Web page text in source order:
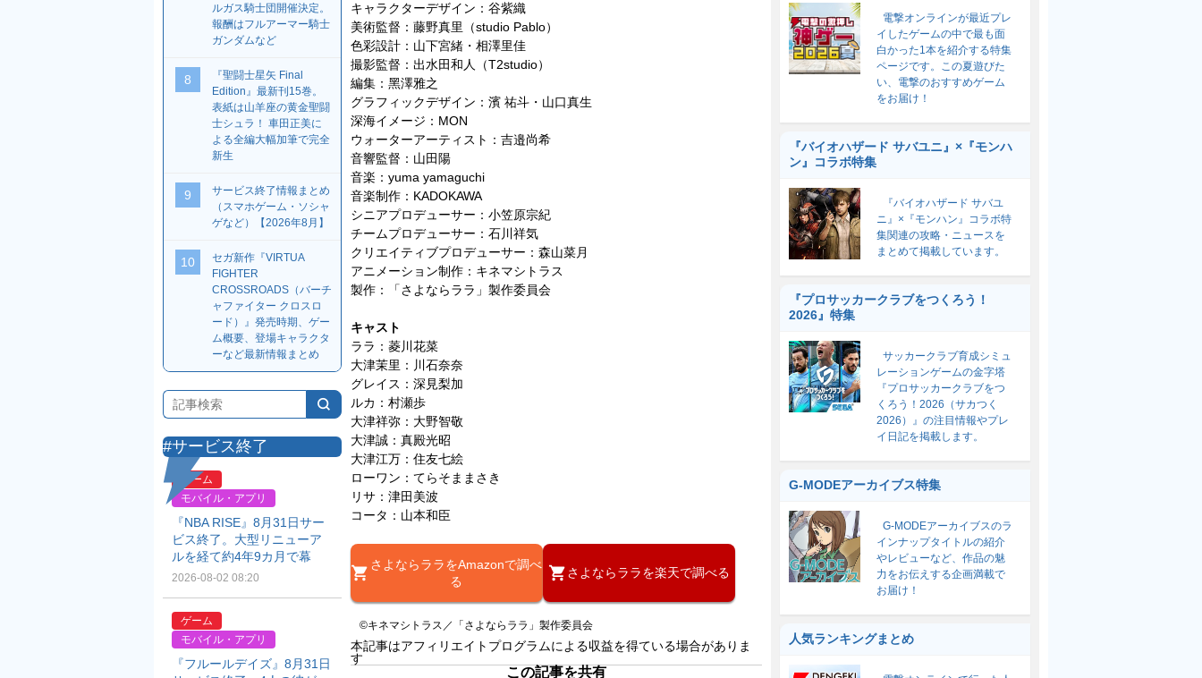
キャラクターデザイン：谷紫織
美術監督：藤野真里（studio Pablo）
⾊彩設計：山下宮緒・相澤里佳
撮影監督：出水田和⼈（T2studio）
編集：⿊澤雅之
グラフィックデザイン：濱 祐斗・山口真生
深海イメージ：MON
ウォーターアーティスト：吉邉尚希
⾳響監督：山田陽
⾳楽：yuma yamaguchi
⾳楽制作：KADOKAWA
シニアプロデューサー：小笠原宗紀
チームプロデューサー：石川祥気
クリエイティブプロデューサー：森山菜月
アニメーション制作：キネマシトラス
製作：「さよならララ」製作委員会
キャスト
ララ：菱川花菜
大津茉里：川石奈奈
グレイス：深見梨加
ルカ：村瀬歩
大津祥弥：大野智敬
大津誠：真殿光昭
大津江万：住友七絵
ローワン：てらそままさき
リサ：津田美波
コータ：山本和臣
さよならララをAmazonで調べ
る
さよならララを楽天で調べる
©キネマシトラス／「さよならララ」製作委員会
本記事はアフィリエイトプログラムによる収益を得ている場合がありま
す
この記事を共有
ルガス騎士団開催決定。
報酬はフルアーマー騎士
ガンダムなど
8
『聖闘士星矢 Final
Edition』最新刊15巻。
表紙は山羊座の黄金聖闘
士シュラ！ 車田正美に
よる全編大幅加筆で完全
新生
9
サービス終了情報まとめ
（スマホゲーム・ソシャ
ゲなど）【2026年8月】
10
セガ新作『VIRTUA
FIGHTER
CROSSROADS（バーチ
ャファイター クロスロ
ード）』発売時期、ゲー
ム概要、登場キャラクタ
ーなど最新情報まとめ
#サービス終了
ゲーム
モバイル・アプリ
『NBA RISE』8月31日サー
ビス終了。大型リニューア
ルを経て約4年9カ月で幕
2026-08-02 08:20
ゲーム
モバイル・アプリ
『フルールデイズ』8月31日
電撃オンラインが最近プレ
イしたゲームの中で最も面
白かった1本を紹介する特集
ページです。この夏遊びた
い、電撃のおすすめゲーム
をお届け！
『バイオハザード サバユニ』×『モンハ
ン』コラボ特集
『バイオハザード サバユ
ニ』×『モンハン』コラボ特
集関連の攻略・ニュースを
まとめて掲載しています。
『プロサッカークラブをつくろう！
2026』特集
サッカークラブ育成シミュ
レーションゲームの金字塔
『プロサッカークラブをつ
くろう！2026（サカつく
2026）』の注目情報やプレ
イ日記を掲載します。
G-MODEアーカイブス特集
G-MODEアーカイブスのラ
インナップタイトルの紹介
やレビューなど、作品の魅
力をお伝えする企画満載で
お届け！
人気ランキングまとめ